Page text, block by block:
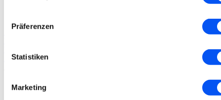
Präferenzen
Statistiken
Marketing
Sphärisch
27,90€